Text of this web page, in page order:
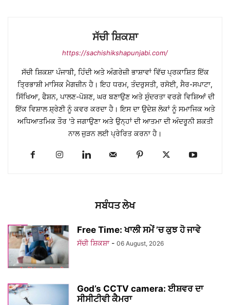
ਸੱਚੀ ਸ਼ਿਕਸ਼ਾ
https://sachishikshapunjabi.com/
ਸੱਚੀ ਸ਼ਿਕਸ਼ਾ ਪੰਜਾਬੀ, ਹਿੰਦੀ ਅਤੇ ਅੰਗਰੇਜ਼ੀ ਭਾਸ਼ਾਵਾਂ ਵਿੱਚ ਪ੍ਰਕਾਸ਼ਿਤ ਇੱਕ
ਤ੍ਰਿਭਾਸ਼ੀ ਮਾਸਿਕ ਮੈਗਜ਼ੀਨ ਹੈ। ਇਹ ਧਰਮ, ਤੰਦਰੁਸਤੀ, ਰਸੋਈ, ਸੈਰ-ਸਪਾਟਾ,
ਸਿੱਖਿਆ, ਫੈਸ਼ਨ, ਪਾਲਣ-ਪੋਸ਼ਣ, ਘਰ ਬਣਾਉਣ ਅਤੇ ਸੁੰਦਰਤਾ ਵਰਗੇ ਵਿਸ਼ਿਆਂ ਦੀ
ਇੱਕ ਵਿਸ਼ਾਲ ਸ਼੍ਰੇਣੀ ਨੂੰ ਕਵਰ ਕਰਦਾ ਹੈ। ਇਸ ਦਾ ਉਦੇਸ਼ ਲੋਕਾਂ ਨੂੰ ਸਮਾਜਿਕ ਅਤੇ
ਅਧਿਆਤਮਿਕ ਤੌਰ 'ਤੇ ਜਗਾਉਣਾ ਅਤੇ ਉਨ੍ਹਾਂ ਦੀ ਆਤਮਾ ਦੀ ਅੰਦਰੂਨੀ ਸ਼ਕਤੀ
ਨਾਲ ਜੁੜਨ ਲਈ ਪ੍ਰੇਰਿਤ ਕਰਨਾ ਹੈ।
ਸਬੰਧਤ ਲੇਖ
Free Time: ਖਾਲੀ ਸਮੇਂ ’ਚ ਕੁਝ ਹੋ ਜਾਵੇ
ਸੱਚੀ ਸ਼ਿਕਸ਼ਾ - 06 August, 2026
God’s CCTV camera: ਈਸ਼ਵਰ ਦਾ
ਸੀਸੀਟੀਵੀ ਕੈਮਰਾ